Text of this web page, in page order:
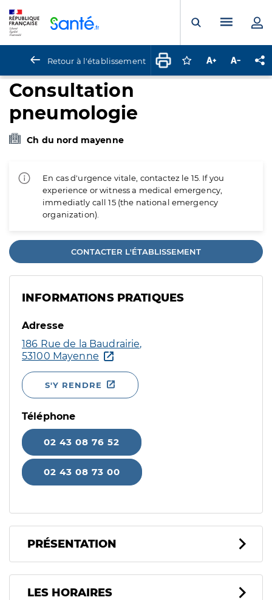
Ouvrir laMenu
Retour à l'établissement Connectez-vous
Augmenter la
Consultation
pneumologie
Ch du nord mayenne
En cas d'urgence vitale, contactez le 15. If you
experience or witness a medical emergency,
immediatly call 15 (the national emergency
organization).
CONTACTER L'ÉTABLISSEMENT
INFORMATIONS PRATIQUES
Adresse
186 Rue de la Baudrairie,
53100 Mayenne
S'Y RENDRE
Téléphone
02 43 08 76 52
02 43 08 73 00
PRÉSENTATION
LES HORAIRES